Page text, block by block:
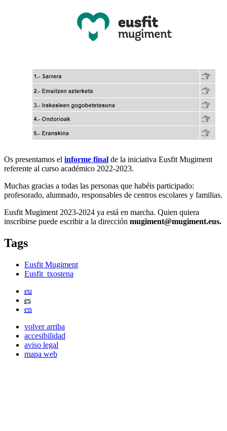
Os presentamos el informe final de la iniciativa Eusfit Mugiment
referente al curso académico 2022-2023.
Muchas gracias a todas las personas que habéis participado:
profesorado, alumnado, responsables de centros escolares y familias.
Eusfit Mugiment 2023-2024 ya está en marcha. Quien quiera
inscribirse puede escribir a la dirección mugiment@mugiment.eus.
Tags
Eusfit Mugiment
Eusfit_txostena
eu
es
en
volver arriba
accesibilidad
aviso legal
mapa web